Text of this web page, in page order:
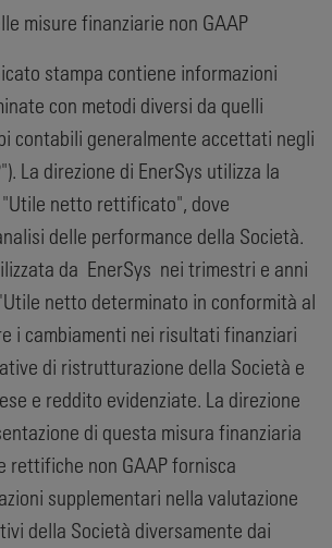
misure finanziarie non GAAP
stampa contiene informazioni
con metodi diversi da quelli
contabili generalmente accettati negli
La direzione di EnerSys utilizza la
"Utile netto rettificato", dove
delle performance della Società.
da EnerSys nei trimestri e anni
netto determinato in conformità al
i cambiamenti nei risultati finanziari
di ristrutturazione della Società e
e reddito evidenziate. La direzione
di questa misura finanziaria
rettifiche non GAAP fornisca
supplementari nella valutazione
della Società diversamente dai